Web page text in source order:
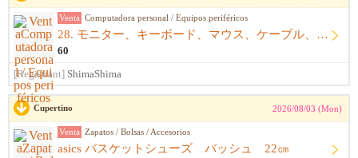
Venta Computadora personal / Equipos periféricos
28. モニター、キーボード、マウス、ケーブル、アームレスト一式
60
[Registrant] ShimaShima
Cupertino 2026/08/03 (Mon)
Venta Zapatos / Bolsas / Accesorios
asics バスケットシューズ バッシュ 22㎝